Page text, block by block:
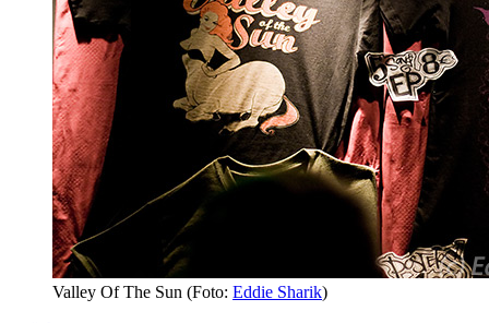
Valley Of The Sun (Foto: Eddie Sharik)